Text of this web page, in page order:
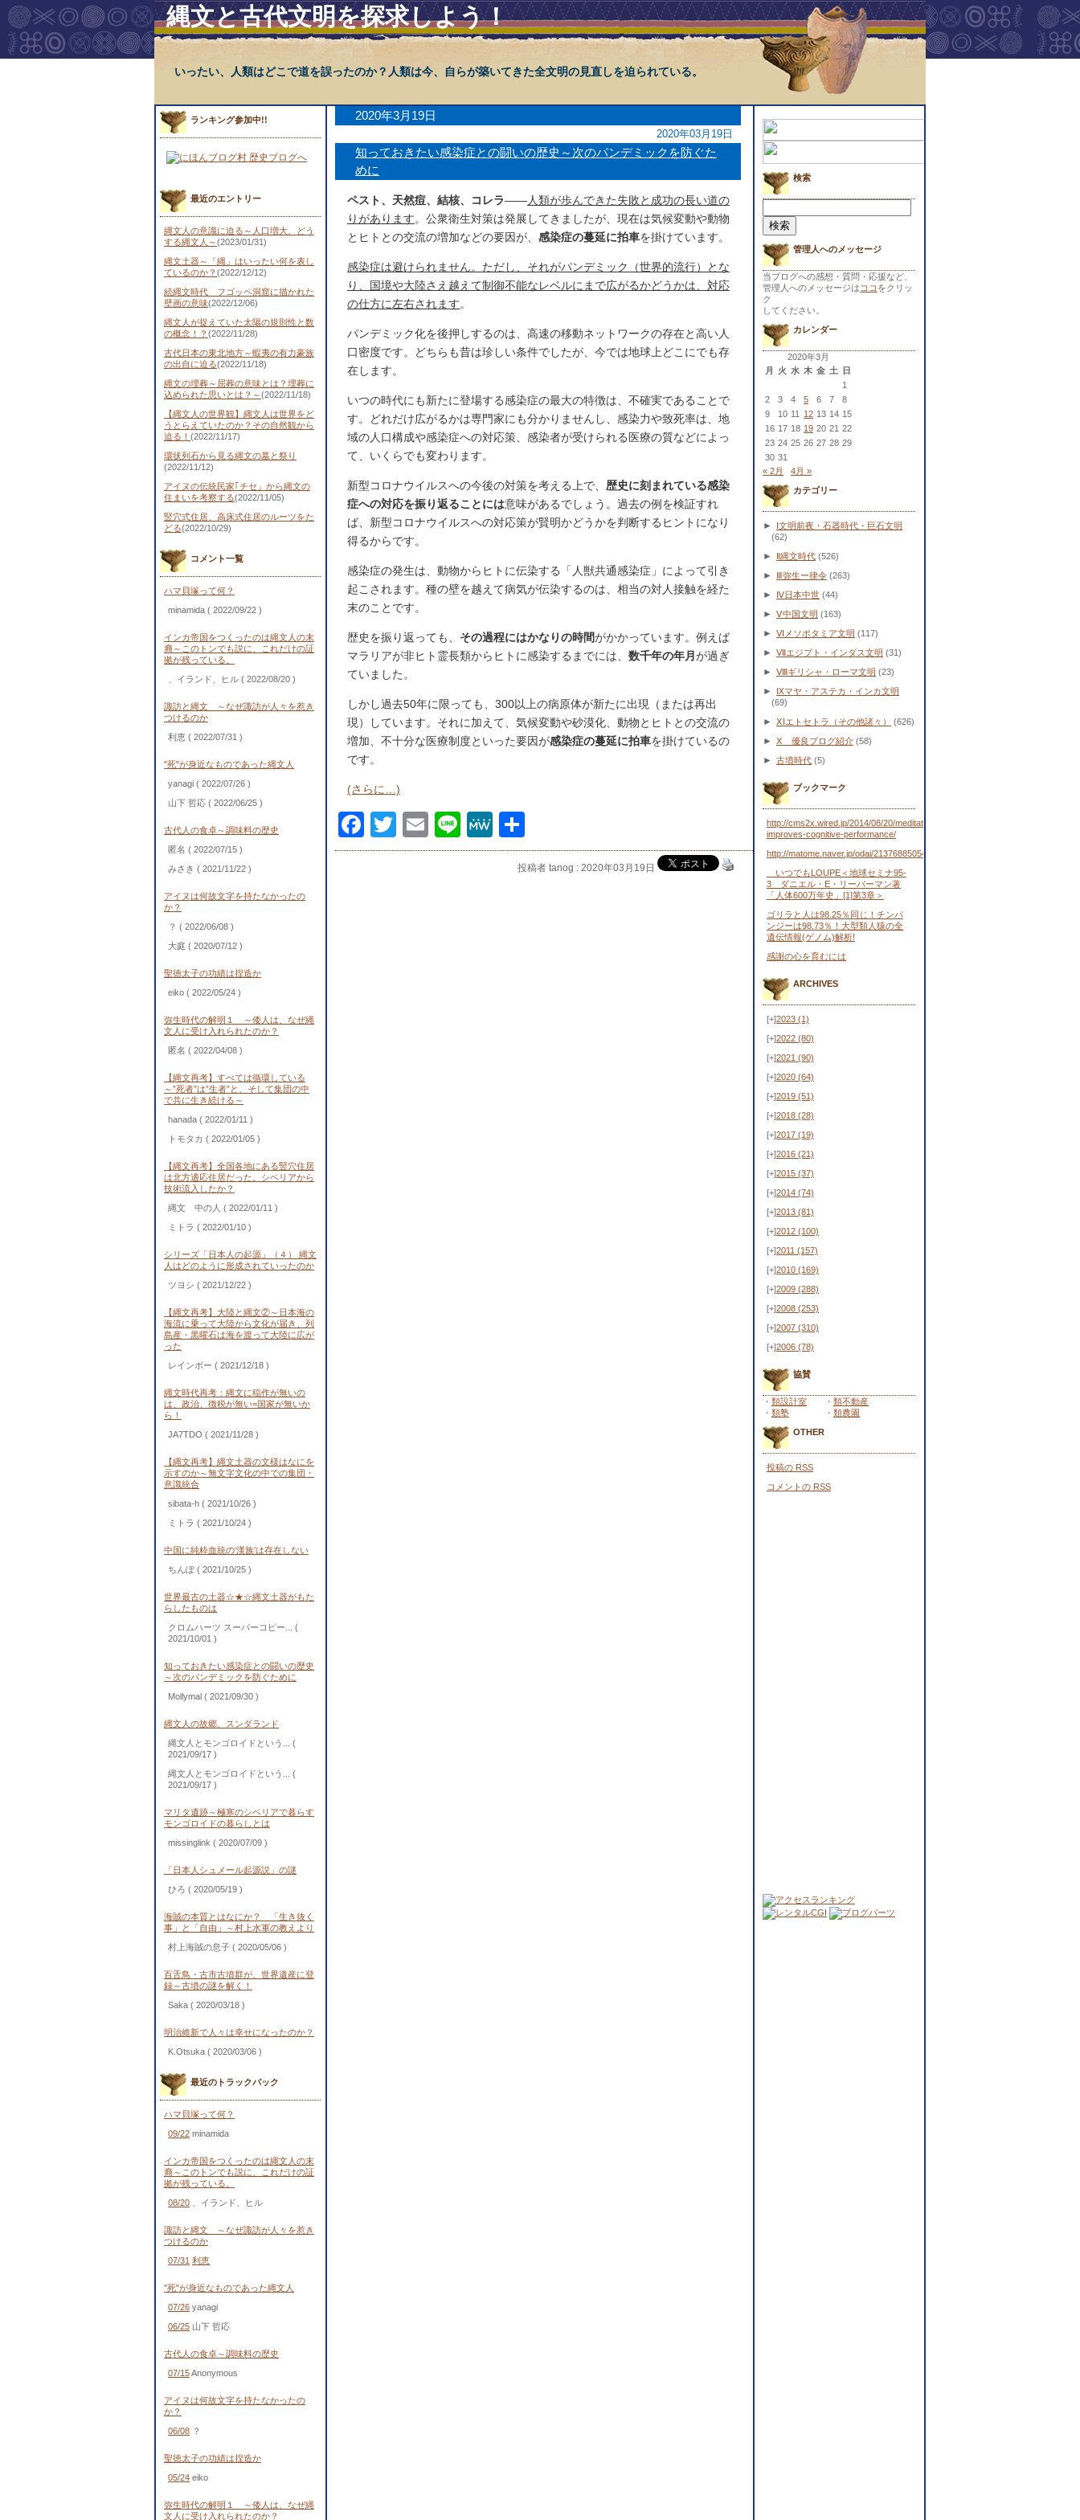
縄文と古代文明を探求しよう！
いったい、人類はどこで道を誤ったのか？人類は今、自らが築いてきた全文明の見直しを迫られている。
ランキング参加中!!
最近のエントリー
縄文人の意識に迫る～人口増大、どう
する縄文人～(2023/01/31)
縄文土器～「縄」はいったい何を表し
ているのか？ (2022/12/12)
続縄文時代 フゴッペ洞窟に描かれた
壁画の意味(2022/12/06)
縄文人が捉えていた太陽の規則性と数
の概念！？ (2022/11/28)
古代日本の東北地方～蝦夷の有力豪族
の出自に迫る(2022/11/18)
縄文の埋葬～屈葬の意味とは？埋葬に
込められた思いとは？～(2022/11/18)
【縄文人の世界観】縄文人は世界をど
うとらえていたのか？その自然観から
迫る！ (2022/11/17)
環状列石から見る縄文の墓と祭り
(2022/11/12)
アイヌの伝統民家｢チセ」から縄文の
住まいを考察する(2022/11/05)
竪穴式住居、高床式住居のルーツをた
どる(2022/10/29)
コメント一覧
ハマ貝塚って何？
minamida ( 2022/09/22 )
インカ帝国をつくったのは縄文人の末
裔～このトンでも説に、これだけの証
拠が残っている。
、イランド、ヒル ( 2022/08/20 )
諏訪と縄文 ～なぜ諏訪が人々を惹き
つけるのか
利恵 ( 2022/07/31 )
"死"が身近なものであった縄文人
yanagi ( 2022/07/26 )
山下 哲応 ( 2022/06/25 )
古代人の食卓～調味料の歴史
匿名 ( 2022/07/15 )
みさき ( 2021/11/22 )
アイヌは何故文字を持たなかったの
か？
？ ( 2022/06/08 )
大庭 ( 2020/07/12 )
聖徳太子の功績は捏造か
eiko ( 2022/05/24 )
弥生時代の解明１ ～倭人は、なぜ縄
文人に受け入れられたのか？
匿名 ( 2022/04/08 )
【縄文再考】すべては循環している
～”死者”は”生者”と、そして集団の中
で共に生き続ける～
hanada ( 2022/01/11 )
トモタカ ( 2022/01/05 )
【縄文再考】全国各地にある竪穴住居
は北方適応住居だった。シベリアから
技術流入したか？
縄文 中の人 ( 2022/01/11 )
ミトラ ( 2022/01/10 )
シリーズ「日本人の起源」（４） 縄文
人はどのように形成されていったのか
ツヨシ ( 2021/12/22 )
【縄文再考】大陸と縄文②～日本海の
海流に乗って大陸から文化が届き、列
島産・黒曜石は海を渡って大陸に広が
った
レインボー ( 2021/12/18 )
縄文時代再考：縄文に稲作が無いの
は、政治、徴税が無い=国家が無いか
ら！
JA7TDO ( 2021/11/28 )
【縄文再考】縄文土器の文様はなにを
示すのか～無文字文化の中での集団・
意識統合
sibata-h ( 2021/10/26 )
ミトラ ( 2021/10/24 )
中国に純粋血統の‘漢族’は存在しない
ちんぽ( 2021/10/25 )
世界最古の土器☆★☆縄文土器がもた
らしたものは
クロムハーツ スーパーコピー... (
2021/10/01 )
知っておきたい感染症との闘いの歴史
～次のパンデミックを防ぐために
Mollymal ( 2021/09/30 )
縄文人の故郷、スンダランド
縄文人とモンゴロイドという... (
2021/09/17 )
縄文人とモンゴロイドという... (
2021/09/17 )
マリタ遺跡～極寒のシベリアで暮らす
モンゴロイドの暮らしとは
missinglink ( 2020/07/09 )
「日本人シュメール起源説」の謎
ひろ ( 2020/05/19 )
海賊の本質とはなにか？ 「生き抜く
事」と「自由」～村上水軍の教えより
村上海賊の息子 ( 2020/05/06 )
百舌鳥・古市古墳群が、世界遺産に登
録～古墳の謎を解く！
Saka ( 2020/03/18 )
明治維新で人々は幸せになったのか？
K.Otsuka ( 2020/03/06 )
最近のトラックバック
ハマ貝塚って何？
09/22 minamida
インカ帝国をつくったのは縄文人の末
裔～このトンでも説に、これだけの証
拠が残っている。
08/20
、イランド、ヒル
諏訪と縄文 ～なぜ諏訪が人々を惹き
つけるのか
07/31 利恵
"死"が身近なものであった縄文人
07/26 yanagi
06/25 山下 哲応
古代人の食卓～調味料の歴史
07/15Anonymous
アイヌは何故文字を持たなかったの
か？
06/08 ？
聖徳太子の功績は捏造か
05/24 eiko
弥生時代の解明１ ～倭人は、なぜ縄
文人に受け入れられたのか？
2020年3月19日
2020年03月19日
知っておきたい感染症との闘いの歴史～次のパンデミックを防ぐた
めに
ペスト、天然痘、結核、コレラ――人類が歩んできた失敗と成功の長い道の
りがあります。公衆衛生対策は発展してきましたが、現在は気候変動や動物
とヒトとの交流の増加などの要因が、 感染症の蔓延に拍車を掛けています。
感染症は避けられません。ただし、それがパンデミック（世界的流行）とな
り、国境や大陸さえ越えて制御不能なレベルにまで広がるかどうかは、対応
の仕方に左右されます。
パンデミック化を後押しするのは、高速の移動ネットワークの存在と高い人
口密度です。どちらも昔は珍しい条件でしたが、今では地球上どこにでも存
在します。
いつの時代にも新たに登場する感染症の最大の特徴は、不確実であることで
す。どれだけ広がるかは専門家にも分かりませんし、感染力や致死率は、地
域の人口構成や感染症への対応策、感染者が受けられる医療の質などによっ
て、いくらでも変わります。
新型コロナウイルスへの今後の対策を考える上で、 歴史に刻まれている感染
症への対応を振り返ることには意味があるでしょう。過去の例を検証すれ
ば、新型コロナウイルスへの対応策が賢明かどうかを判断するヒントになり
得るからです。
感染症の発生は、動物からヒトに伝染する「人獣共通感染症」によって引き
起こされます。種の壁を越えて病気が伝染するのは、相当の対人接触を経た
末のことです。
歴史を振り返っても、 その過程にはかなりの時間がかかっています。例えば
マラリアが非ヒト霊長類からヒトに感染するまでには、 数千年の年月 が過ぎ
ていました。
しかし過去50年に限っても、300以上の病原体が新たに出現（または再出
現）しています。それに加えて、気候変動や砂漠化、動物とヒトとの交流の
増加、不十分な医療制度といった要因が感染症の蔓延に拍車を掛けているの
です。
(さらに…)
Facebook
Twitter
EmailLineMeWe
有
投稿者 tanog : 2020年03月19日
検索
索:
管理人へのメッセージ
当ブログへの感想・質問・応援など、
管理人へのメッセージは ココ をクリッ
ク
してください。
カレンダー
2020年3月
月
火 水 木 金 土
日
1
2
3 4 5 6 7
8
9
10 11 12 13 14 15
16 17 18 19 20 21 22
23 24 25 26 27 28 29
30 31
« 2月
4月 »
カテゴリー
►
Ⅰ文明前夜・石器時代・巨石文明
(62)
► Ⅱ縄文時代 (526)
► Ⅲ弥生ー律令 (263)
► Ⅳ日本中世 (44)
► Ⅴ中国文明 (163)
► Ⅵメソポタミア文明 (117)
► Ⅶエジプト・インダス文明 (31)
► Ⅷギリシャ・ローマ文明 (23)
►
Ⅸマヤ・アステカ・インカ文明
(69)
► ⅩⅠエトセトラ（その他諸々） (626)
► Ⅹ 優良ブログ紹介 (58)
► 古墳時代 (5)
ブックマーク
http://cms2x.wired.jp/2014/08/20/meditation-
improves-cognitive-performance/
http://matome.naver.jp/odai/2137688505443481701
いつでもLOUPE＜地球セミナ95-
3 ダニエル・E・リーバーマン著
「人体600万年史」[1]第3章＞
ゴリラと人は98.25％同じ！チンパ
ンジーは98.73％！大型類人猿の全
遺伝情報(ゲノム)解析!
感謝の心を育むには
ARCHIVES
[+]2023 (1)
[+]2022 (80)
[+]2021 (90)
[+]2020 (64)
[+]2019 (51)
[+]2018 (28)
[+]2017 (19)
[+]2016 (21)
[+]2015 (37)
[+]2014 (74)
[+]2013 (81)
[+]2012 (100)
[+]2011 (157)
[+]2010 (169)
[+]2009 (288)
[+]2008 (253)
[+]2007 (310)
[+]2006 (78)
協賛
・ 類設計室 ・ 類不動産
・ 類塾 ・ 類農園
OTHER
投稿の RSS
コメントの RSS